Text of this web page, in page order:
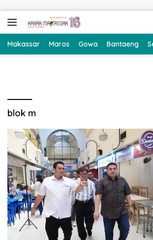
Makassar Maros Gowa Bantaeng
blok m